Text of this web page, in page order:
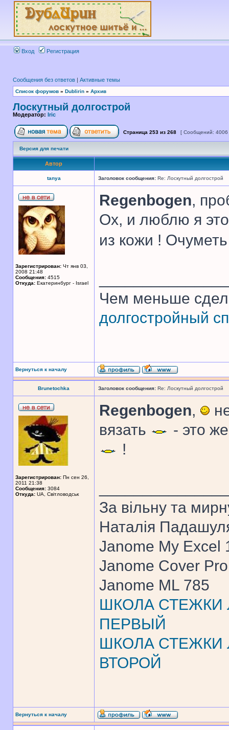
Вход Регистрация
Сообщения без ответов | Активные темы
Список форумов » Dublirin » Архив
Лоскутный долгострой
Модератор: Iric
Страница 253 из 268 [ Сообщений:
Версия для печати
Автор
tanya Заголовок сообщения: Re: Лоскутный долгострой
Зарегистрирован: Чт янв 03,
2008 21:48
Сообщения: 4515
Откуда: Екатеринбург - Israel
Regenbogen,
Ох, и люблю я
из кожи !
Чем меньше
долгостройный
Вернуться к началу
Brunetochka Заголовок сообщения: Re: Лоскутный долгострой
Зарегистрирован: Пн сен 26,
2011 21:38
Сообщения: 3084
Откуда: UA, Свiтловодськ
Regenbogen,
вязать
- это
!
За вiльну та
Наталiя
Janome My Excel
Janome Cover
Janome ML 785
ШКОЛА СТЕЖКИ
ПЕРВЫЙ
ШКОЛА СТЕЖКИ
ВТОРОЙ
Вернуться к началу